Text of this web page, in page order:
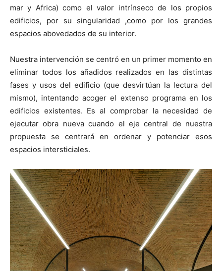
mar y Africa) como el valor intrínseco de los propios
edificios, por su singularidad ,como por los grandes
espacios abovedados de su interior.
Nuestra intervención se centró en un primer momento en
eliminar todos los añadidos realizados en las distintas
fases y usos del edificio (que desvirtúan la lectura del
mismo), intentando acoger el extenso programa en los
edificios existentes. Es al comprobar la necesidad de
ejecutar obra nueva cuando el eje central de nuestra
propuesta se centrará en ordenar y potenciar esos
espacios intersticiales.